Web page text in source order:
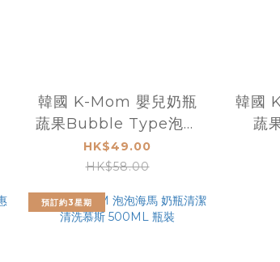
韓國 K-Mom 嬰兒奶瓶
蔬果Bubble Type泡泡
清潔液500ml
HK$49.00
HK$58.00
韓國
蔬
預訂約3星期